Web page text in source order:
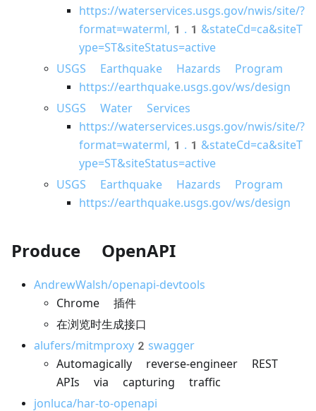
https://waterservices.usgs.gov/nwis/site/?
format=waterml,1.1&stateCd=ca&siteT
ype=ST&siteStatus=active
USGS Earthquake Hazards Program
https://earthquake.usgs.gov/ws/design
USGS Water Services
https://waterservices.usgs.gov/nwis/site/?
format=waterml,1.1&stateCd=ca&siteT
ype=ST&siteStatus=active
USGS Earthquake Hazards Program
https://earthquake.usgs.gov/ws/design
Produce OpenAPI
AndrewWalsh/openapi-devtools
Chrome 插件
在浏览时生成接口
alufers/mitmproxy2swagger
Automagically reverse-engineer REST
APIs via capturing traffic
jonluca/har-to-openapi